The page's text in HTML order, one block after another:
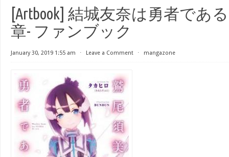
[Artbook] 結城友奈は勇者であ
章- ファンブック
January 30, 2019 1:55 am ⋅ Leave a Comment ⋅ mangazone